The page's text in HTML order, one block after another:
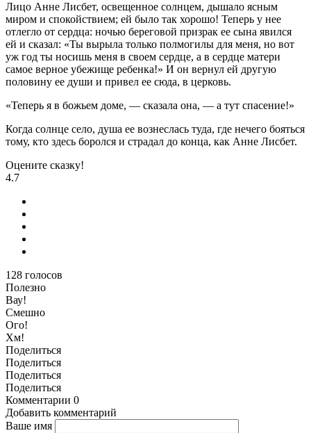
Лицо Анне Лисбет, освещенное солнцем, дышало ясным
миром и спокойствием; ей было так хорошо! Теперь у нее
отлегло от сердца: ночью береговой призрак ее сына явился
ей и сказал: «Ты вырыла только полмогилы для меня, но вот
уж год ты носишь меня в своем сердце, а в сердце матери
самое верное убежище ребенка!» И он вернул ей другую
половину ее души и привел ее сюда, в церковь.
«Теперь я в божьем доме, — сказала она, — а тут спасение!»
Когда солнце село, душа ее вознеслась туда, где нечего бояться
тому, кто здесь боролся и страдал до конца, как Анне Лисбет.
Оцените сказку!
4.7
128 голосов
Полезно
Вау!
Смешно
Ого!
Хм!
Поделиться
Поделиться
Поделиться
Поделиться
Комментарии 0
Добавить комментарий
Ваше имя